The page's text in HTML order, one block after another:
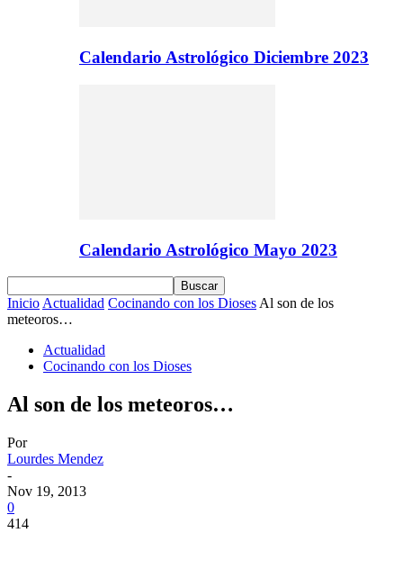
Calendario Astrológico Diciembre 2023
Calendario Astrológico Mayo 2023
Inicio Actualidad Cocinando con los Dioses Al son de los
meteoros…
Actualidad
Cocinando con los Dioses
Al son de los meteoros…
Por
Lourdes Mendez
-
Nov 19, 2013
0
414